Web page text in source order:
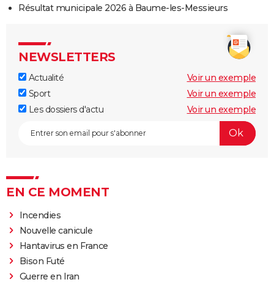
Résultat municipale 2026 à Baume-les-Messieurs
NEWSLETTERS
Actualité
Voir un exemple
Sport
Voir un exemple
Les dossiers d'actu
Voir un exemple
EN CE MOMENT
Incendies
Nouvelle canicule
Hantavirus en France
Bison Futé
Guerre en Iran